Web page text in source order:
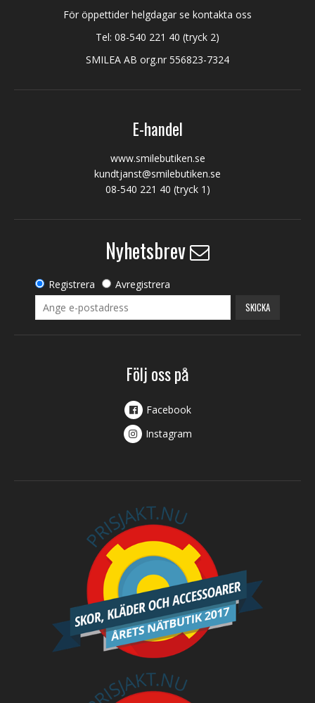
För öppettider helgdagar se kontakta oss
Tel: 08-540 221 40 (tryck 2)
SMILEA AB org.nr 556823-7324
E-handel
www.smilebutiken.se
kundtjanst@smilebutiken.se
08-540 221 40 (tryck 1)
Nyhetsbrev
Registrera Avregistrera
SKICKA
Följ oss på
Facebook
Instagram